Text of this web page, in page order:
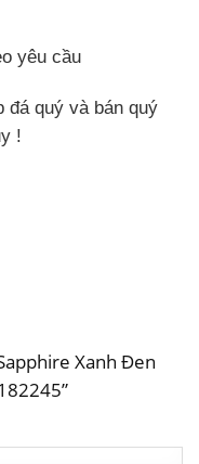
yêu cầu
đá quý và bán quý
!
Xanh Đen